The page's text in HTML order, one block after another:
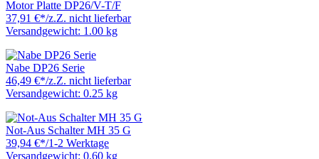
Motor Platte DP26/V-T/F
37,91 €*/z.Z. nicht lieferbar
Versandgewicht: 1.00 kg
Nabe DP26 Serie
46,49 €*/z.Z. nicht lieferbar
Versandgewicht: 0.25 kg
Not-Aus Schalter MH 35 G
39,94 €*/1-2 Werktage
Versandgewicht: 0.60 kg